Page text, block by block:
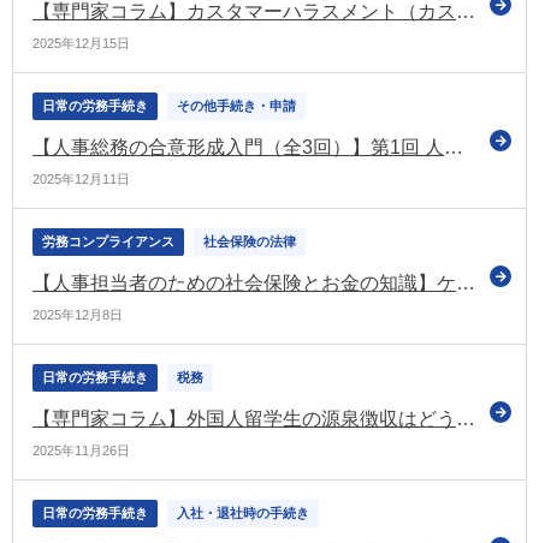
【専門家コラム】カスタマーハラスメント（カスハラ）対策が義務化へ。企業が今すぐ取り組むべきこと《法改正》
2025年12月15日
日常の労務手続き その他手続き・申請
【人事総務の合意形成入門（全3回）】第1回 人事総務部門において合意形成スキルが必要な理由
2025年12月11日
労務コンプライアンス 社会保険の法律
【人事担当者のための社会保険とお金の知識】ケガや病気のときにもらえる給付 傷病手当金
2025年12月8日
日常の労務手続き 税務
【専門家コラム】外国人留学生の源泉徴収はどうする
2025年11月26日
日常の労務手続き 入社・退社時の手続き